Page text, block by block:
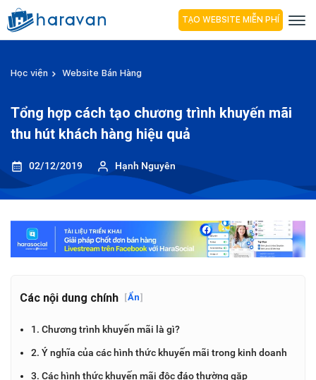
TẠO WEBSITE MIỄN PHÍ
Học viện Website Bán Hàng
Tổng hợp cách tạo chương trình khuyến mãi
thu hút khách hàng hiệu quả
02/12/2019 Hạnh Nguyên
Các nội dung chính [Ẩn]
1. Chương trình khuyến mãi là gì?
2. Ý nghĩa của các hình thức khuyến mãi trong kinh doanh
3. Các hình thức khuyến mãi độc đáo thường gặp